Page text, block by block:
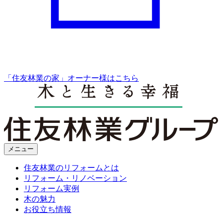
「住友林業の家」オーナー様はこちら
メニュー
住友林業のリフォームとは
リフォーム・リノベーション
リフォーム実例
木の魅力
お役立ち情報